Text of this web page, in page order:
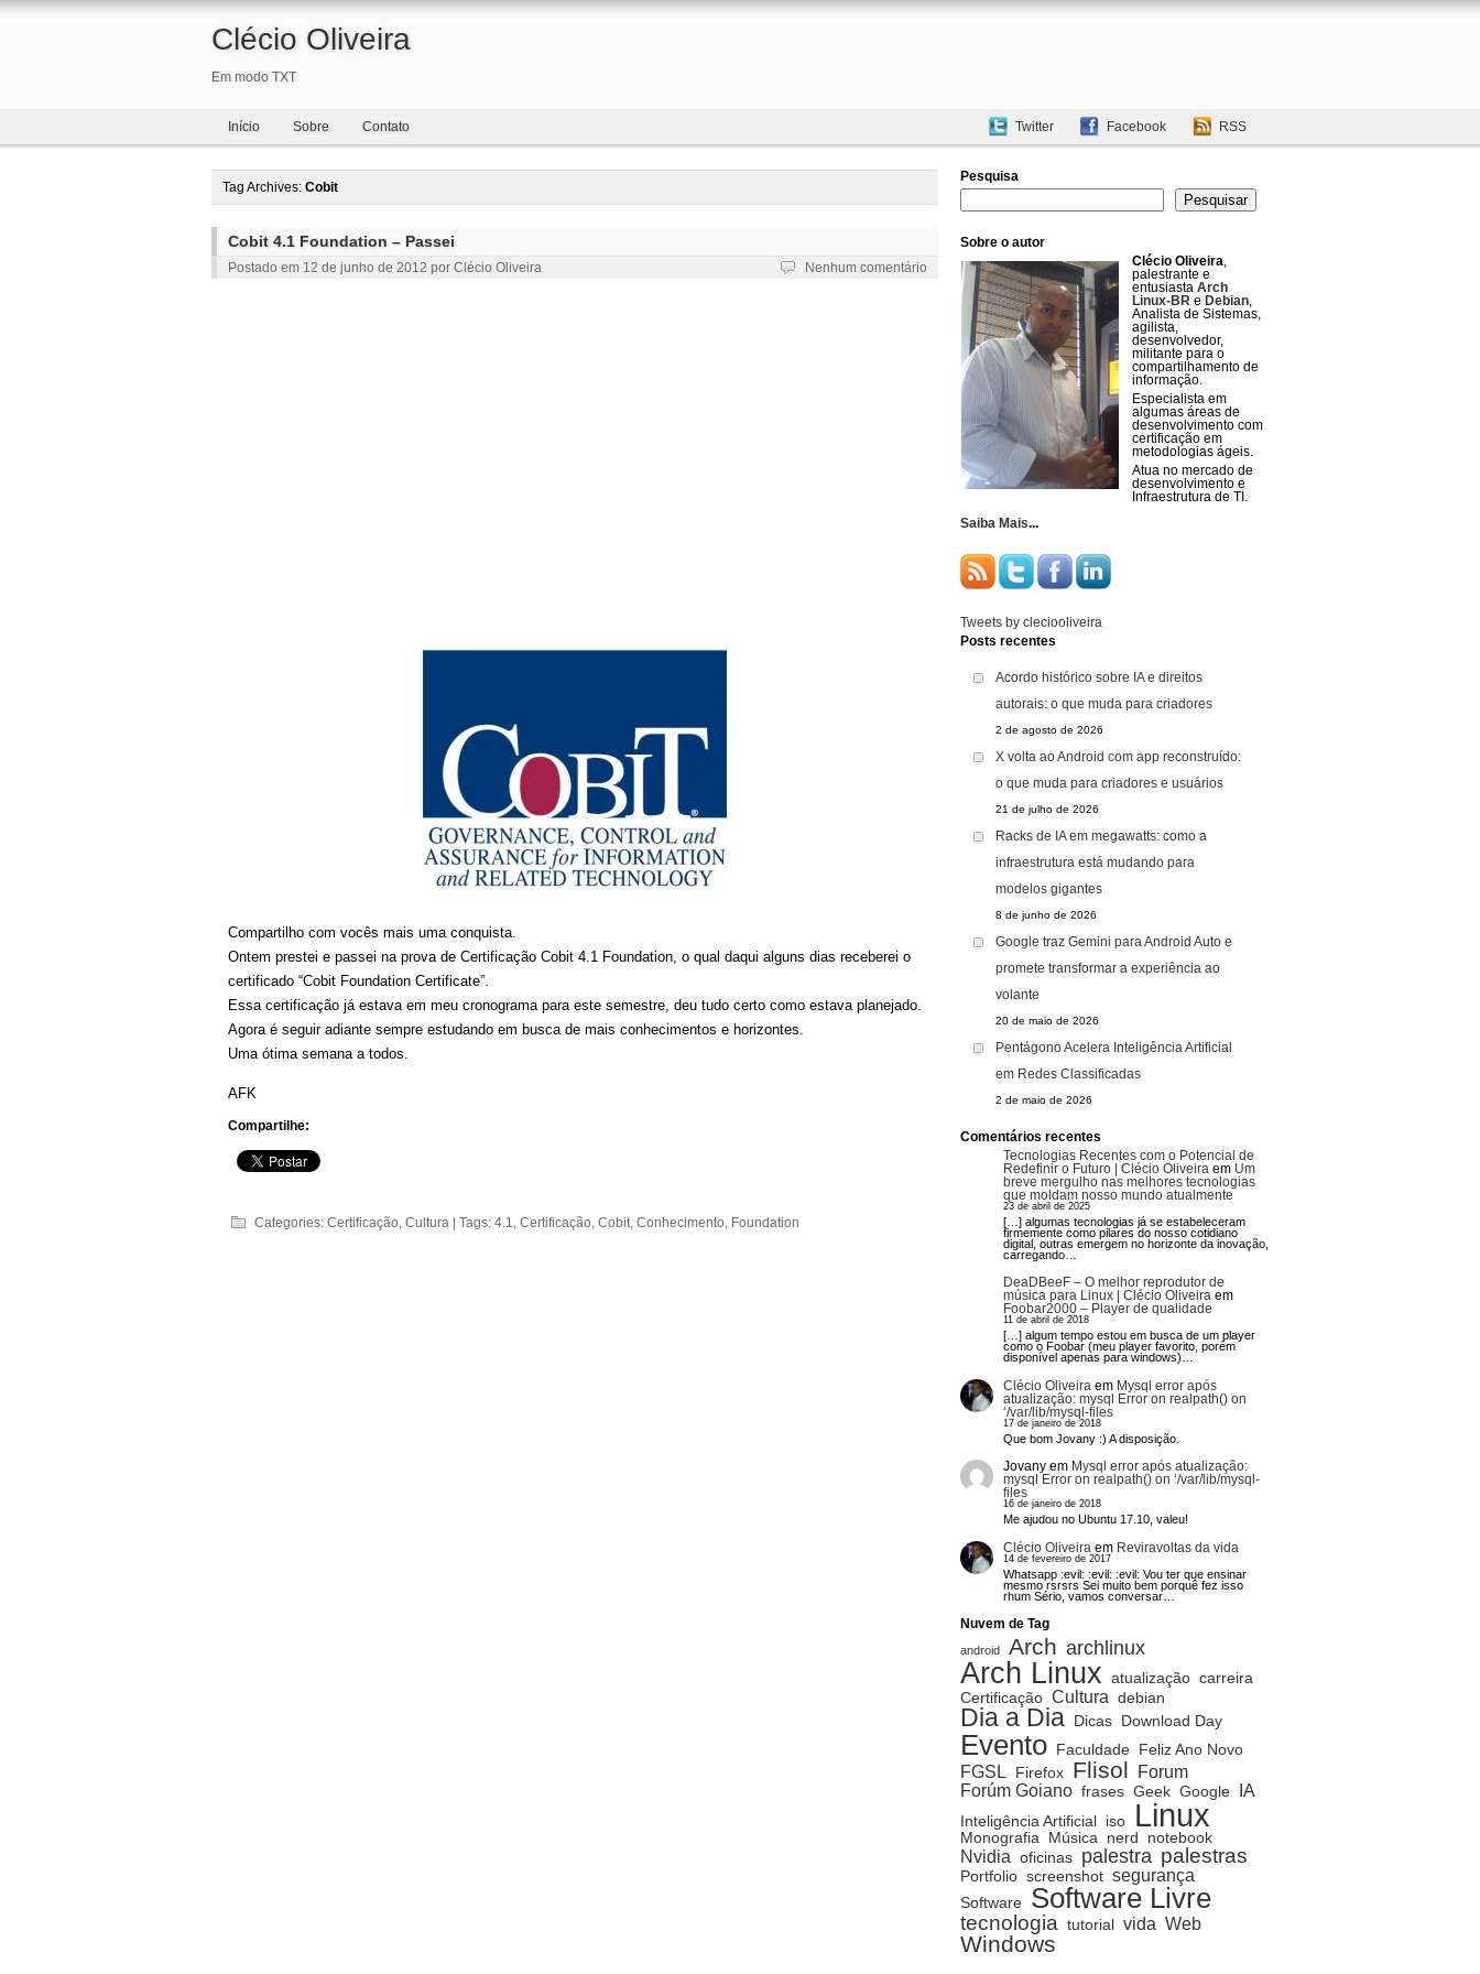
Clécio Oliveira
Em modo TXT
Início Sobre Contato Twitter Facebook RSS
Tag Archives: Cobit
Cobit 4.1 Foundation – Passei
Postado em 12 de junho de 2012 por Clécio Oliveira Nenhum comentário
Compartilho com vocês mais uma conquista.
Ontem prestei e passei na prova de Certificação Cobit 4.1 Foundation, o qual daqui alguns dias receberei o
certificado “Cobit Foundation Certificate”.
Essa certificação já estava em meu cronograma para este semestre, deu tudo certo como estava planejado.
Agora é seguir adiante sempre estudando em busca de mais conhecimentos e horizontes.
Uma ótima semana a todos.
AFK
Compartilhe:
Categories: Certificação, Cultura | Tags: 4.1, Certificação, Cobit, Conhecimento, Foundation
Pesquisa
Pesquisar
Pesquisar
Sobre o autor
Clécio Oliveira,
palestrante e
entusiasta Arch
Linux-BR e Debian,
Analista de Sistemas,
agilista,
desenvolvedor,
militante para o
compartilhamento de
informação.
Especialista em
algumas áreas de
desenvolvimento com
certificação em
metodologias ágeis.
Atua no mercado de
desenvolvimento e
Infraestrutura de TI.
Saiba Mais...
Tweets by cleciooliveira
Posts recentes
Acordo histórico sobre IA e direitos
autorais: o que muda para criadores
2 de agosto de 2026
X volta ao Android com app reconstruído:
o que muda para criadores e usuários
21 de julho de 2026
Racks de IA em megawatts: como a
infraestrutura está mudando para
modelos gigantes
8 de junho de 2026
Google traz Gemini para Android Auto e
promete transformar a experiência ao
volante
20 de maio de 2026
Pentágono Acelera Inteligência Artificial
em Redes Classificadas
2 de maio de 2026
Comentários recentes
Tecnologias Recentes com o Potencial de
Redefinir o Futuro | Clécio Oliveira em Um
breve mergulho nas melhores tecnologias
que moldam nosso mundo atualmente
23 de abril de 2025
[…] algumas tecnologias já se estabeleceram
firmemente como pilares do nosso cotidiano
digital, outras emergem no horizonte da inovação,
carregando…
DeaDBeeF – O melhor reprodutor de
música para Linux | Clécio Oliveira em
Foobar2000 – Player de qualidade
11 de abril de 2018
[…] algum tempo estou em busca de um player
como o Foobar (meu player favorito, porém
disponível apenas para windows)…
Clécio Oliveira em Mysql error após
atualização: mysql Error on realpath() on
‘/var/lib/mysql-files
17 de janeiro de 2018
Que bom Jovany :) A disposição.
Jovany em Mysql error após atualização:
mysql Error on realpath() on ‘/var/lib/mysql-
files
16 de janeiro de 2018
Me ajudou no Ubuntu 17.10, valeu!
Clécio Oliveira em Reviravoltas da vida
14 de fevereiro de 2017
Whatsapp :evil: :evil: :evil: Vou ter que ensinar
mesmo rsrsrs Sei muito bem porquê fez isso
rhum Sério, vamos conversar…
Nuvem de Tag
android Arch archlinux
Arch Linux atualização carreira
Certificação Cultura debian
Dia a Dia Dicas Download Day
Evento Faculdade Feliz Ano Novo
FGSL Firefox Flisol Forum
Forúm Goiano frases Geek Google IA
Inteligência Artificial iso Linux
Monografia Música nerd notebook
Nvidia oficinas palestra palestras
Portfolio screenshot segurança
Software Software Livre
tecnologia tutorial vida Web
Windows